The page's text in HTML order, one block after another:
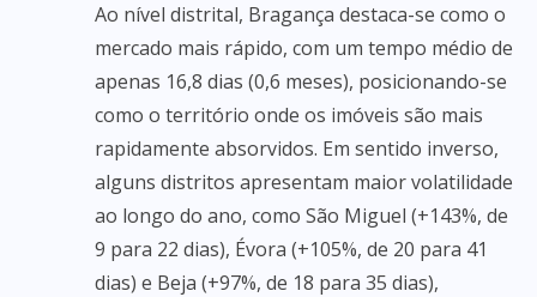
Ao nível distrital, Bragança destaca-se como o
mercado mais rápido, com um tempo médio de
apenas 16,8 dias (0,6 meses), posicionando-se
como o território onde os imóveis são mais
rapidamente absorvidos. Em sentido inverso,
alguns distritos apresentam maior volatilidade
ao longo do ano, como São Miguel (+143%, de
9 para 22 dias), Évora (+105%, de 20 para 41
dias) e Beja (+97%, de 18 para 35 dias),